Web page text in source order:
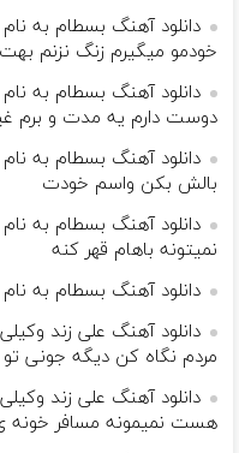
دانلود آهنگ بسطام به
خودمو میگیرم زنگ نزنم بهت
دانلود آهنگ بسطام به
دوست دارم یه مدت و برم
دانلود آهنگ بسطام به
بالش بکن واسم خودت
دانلود آهنگ بسطام به
نمیتونه باهام قهر کنه
دانلود آهنگ بسطام به نام
دانلود آهنگ علی زند
مردم نگاه كن دیگه جونى
دانلود آهنگ علی زند
هست نمیمونه مسافر خونه